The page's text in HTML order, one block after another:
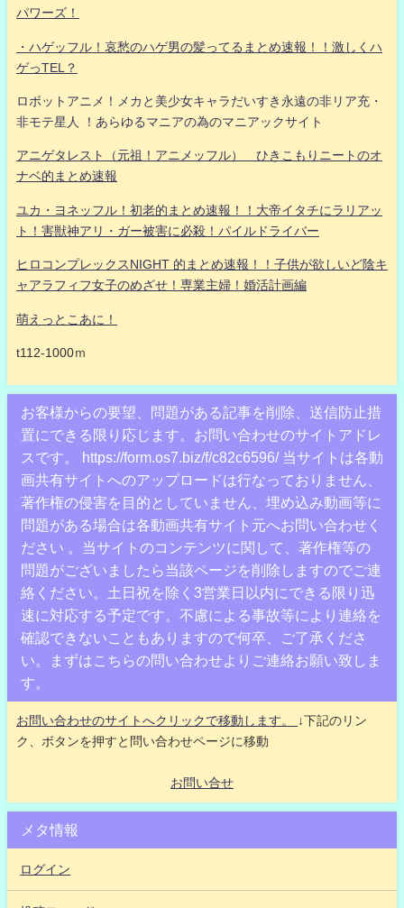
パワーズ！
・ハゲッフル！哀愁のハゲ男の髪ってるまとめ速報！！激しくハ
ゲっTEL？
ロボットアニメ！メカと美少女キャラだいすき永遠の非リア充・
非モテ星人 ！あらゆるマニアの為のマニアックサイト
アニゲタレスト（元祖！アニメッフル） ひきこもりニートのオ
ナベ的まとめ速報
ユカ・ヨネッフル！初老的まとめ速報！！大帝イタチにラリアッ
ト！害獣神アリ・ガー被害に必殺！パイルドライバー
ヒロコンプレックスNIGHT 的まとめ速報！！子供が欲しいど陰キ
ャアラフィフ女子のめざせ！専業主婦！婚活計画編
萌えっとこあに！
t112-1000ｍ
お客様からの要望、問題がある記事を削除、送信防止措
置にできる限り応じます。お問い合わせのサイトアドレ
スです。 https://form.os7.biz/f/c82c6596/ 当サイトは各動
画共有サイトへのアップロードは行なっておりません、
著作権の侵害を目的としていません、埋め込み動画等に
問題がある場合は各動画共有サイト元へお問い合わせく
ださい 。当サイトのコンテンツに関して、著作権等の
問題がございましたら当該ページを削除しますのでご連
絡ください。土日祝を除く3営業日以内にできる限り迅
速に対応する予定です。不慮による事故等により連絡を
確認できないこともありますので何卒、ご了承くださ
い。まずはこちらの問い合わせよりご連絡お願い致しま
す。
お問い合わせのサイトへクリックで移動します。
↓下記のリン
ク、ボタンを押すと問い合わせページに移動
お問い合せ
メタ情報
ログイン